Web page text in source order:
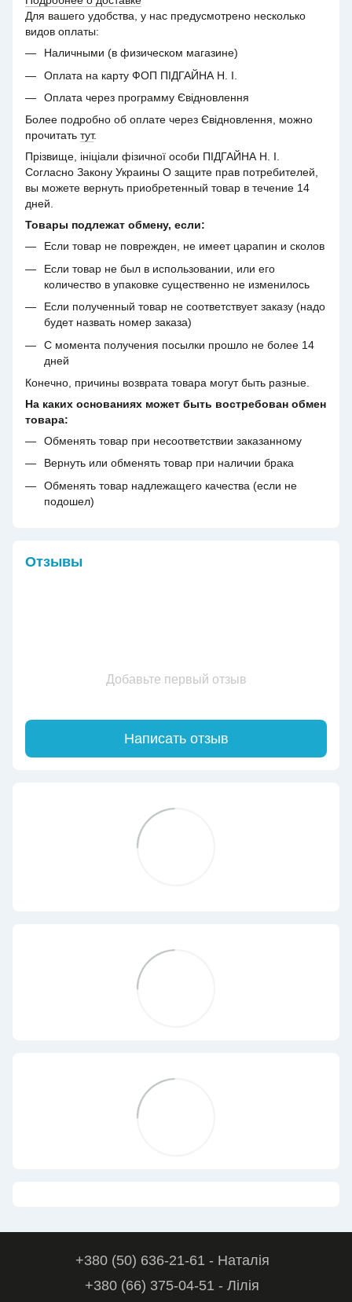
Для вашего удобства, у нас предусмотрено несколько
видов оплаты:
Наличными (в физическом магазине)
Оплата на карту ФОП ПІДГАЙНА Н. І.
Оплата через программу Євідновлення
Более подробно об оплате через Євідновлення, можно
прочитать тут.
Прізвище, ініціали фізичної особи ПІДГАЙНА Н. І.
Согласно Закону Украины О защите прав потребителей,
вы можете вернуть приобретенный товар в течение 14
дней.
Товары подлежат обмену, если:
Если товар не поврежден, не имеет царапин и сколов
Если товар не был в использовании, или его
количество в упаковке существенно не изменилось
Если полученный товар не соответствует заказу (надо
будет назвать номер заказа)
С момента получения посылки прошло не более 14
дней
Конечно, причины возврата товара могут быть разные.
На каких основаниях может быть востребован обмен
товара:
Обменять товар при несоответствии заказанному
Вернуть или обменять товар при наличии брака
Обменять товар надлежащего качества (если не
подошел)
Отзывы
Добавьте первый отзыв
Написать отзыв
+380 (50) 636-21-61 - Наталія
+380 (66) 375-04-51 - Лілія